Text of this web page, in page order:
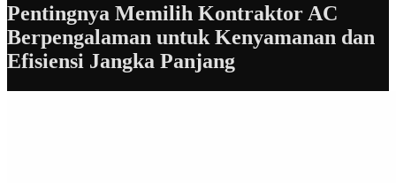
Pentingnya Memilih Kontraktor AC
Berpengalaman untuk Kenyamanan dan
Efisiensi Jangka Panjang